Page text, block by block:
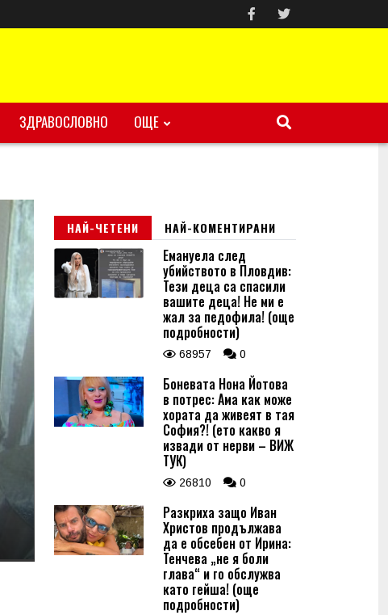
ЗДРАВОСЛОВНО ОЩЕ
НАЙ-ЧЕТЕНИ НАЙ-КОМЕНТИРАНИ
Емануела след
убийството в Пловдив:
Тези деца са спасили
вашите деца! Не ми е
жал за педофила! (още
подробности)
68957 0
Боневата Нона Йотова
в потрес: Ама как може
хората да живеят в тая
София?! (ето какво я
извади от нерви – ВИЖ
ТУК)
26810 0
Разкриха защо Иван
Христов продължава
да е обсебен от Ирина:
Тенчева „не я боли
глава“ и го обслужва
като гейша! (още
подробности)